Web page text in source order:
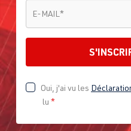
E-MAIL *
Oui, j'ai vu les
lu *